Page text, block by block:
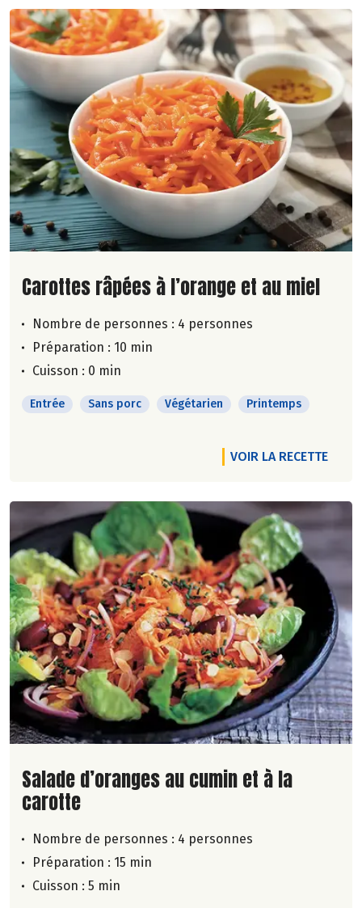
Lire la suite de la recette
Carottes râpées à l’orange et au miel
Nombre de personnes : 4 personnes
Préparation : 10 min
Cuisson : 0 min
Entrée Sans porc Végétarien Printemps
VOIR LA RECETTE
Lire la suite de la recette
Salade d’oranges au cumin et à la
carotte
Nombre de personnes : 4 personnes
Préparation : 15 min
Cuisson : 5 min